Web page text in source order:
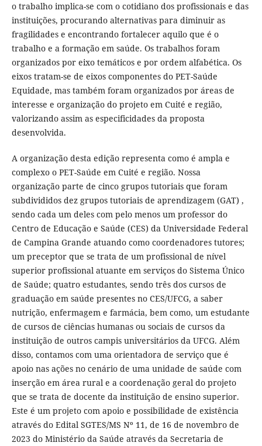
o trabalho implica-se com o cotidiano dos profissionais e das
instituições, procurando alternativas para diminuir as
fragilidades e encontrando fortalecer aquilo que é o
trabalho e a formação em saúde. Os trabalhos foram
organizados por eixo temáticos e por ordem alfabética. Os
eixos tratam-se de eixos componentes do PET-Saúde
Equidade, mas também foram organizados por áreas de
interesse e organização do projeto em Cuité e região,
valorizando assim as especificidades da proposta
desenvolvida.
A organização desta edição representa como é ampla e
complexo o PET-Saúde em Cuité e região. Nossa
organização parte de cinco grupos tutoriais que foram
subdivididos dez grupos tutoriais de aprendizagem (GAT) ,
sendo cada um deles com pelo menos um professor do
Centro de Educação e Saúde (CES) da Universidade Federal
de Campina Grande atuando como coordenadores tutores;
um preceptor que se trata de um profissional de nível
superior profissional atuante em serviços do Sistema Único
de Saúde; quatro estudantes, sendo três dos cursos de
graduação em saúde presentes no CES/UFCG, a saber
nutrição, enfermagem e farmácia, bem como, um estudante
de cursos de ciências humanas ou sociais de cursos da
instituição de outros campis universitários da UFCG. Além
disso, contamos com uma orientadora de serviço que é
apoio nas ações no cenário de uma unidade de saúde com
inserção em área rural e a coordenação geral do projeto
que se trata de docente da instituição de ensino superior.
Este é um projeto com apoio e possibilidade de existência
através do Edital SGTES/MS Nº 11, de 16 de novembro de
2023 do Ministério da Saúde através da Secretaria de